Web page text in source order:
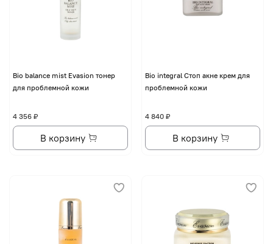
Bio balance mist Evasion тонер
для проблемной кожи
4 356 ₽
В корзину
Bio integral Стоп акне крем для
проблемной кожи
4 840 ₽
В корзину